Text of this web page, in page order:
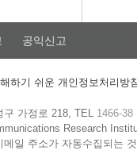
공익신고
하기 쉬운 개인정보처리방
구 가정로 218, TEL 1466-38
Research
메일 주소가 자동수집되는